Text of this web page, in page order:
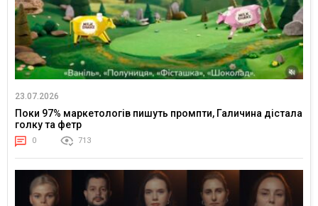
23.07.2026
Поки 97% маркетологів пишуть промпти, Галичина дістала
голку та фетр
0 713